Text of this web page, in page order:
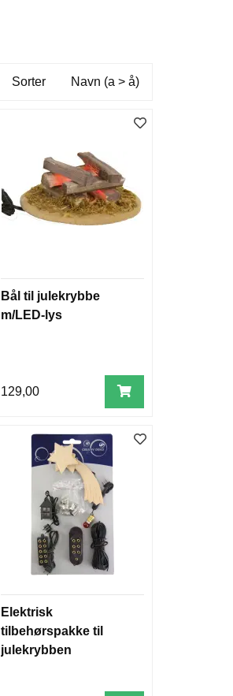
Sorter Navn (a > å)
Bål til julekrybbe
m/LED-lys
129,00
Elektrisk
tilbehørspakke til
julekrybben